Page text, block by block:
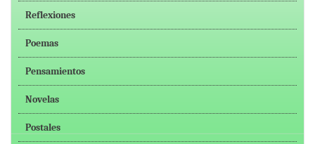
Reflexiones
Poemas
Pensamientos
Novelas
Postales